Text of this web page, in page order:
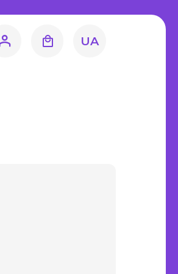
UA
література